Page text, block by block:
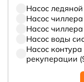
Насос
Насос чиллера
Насос
Насос воды
Насос
рекуперации